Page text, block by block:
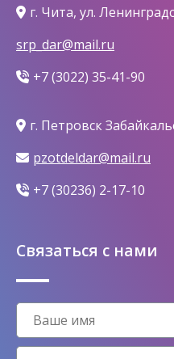
г. Чита, ул.
srp_dar@mail.ru
+7 (3022) 35-41-90
г. Петровск
pzotdeldar@mail.ru
+7 (30236) 2-17-10
Связаться с нами